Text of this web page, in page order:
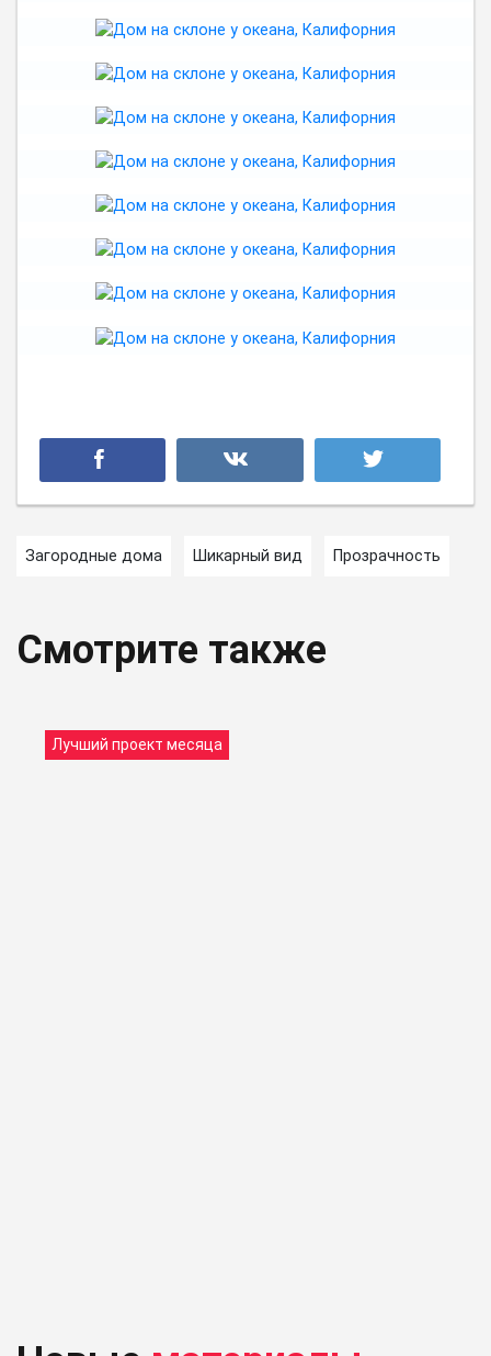
Загородные дома Шикарный вид Прозрачность
Смотрите также
Лучший проект месяца